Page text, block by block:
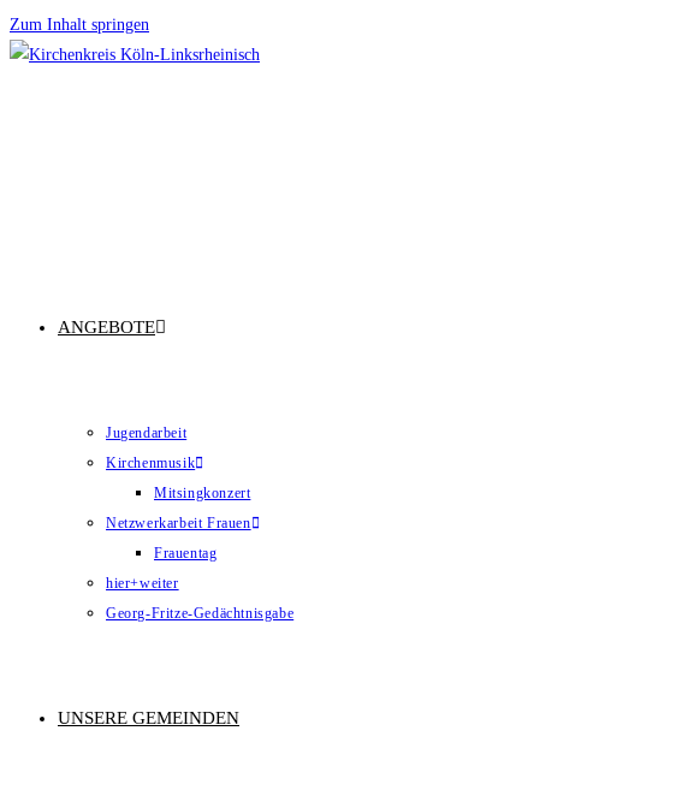
Zum Inhalt springen
ANGEBOTE
Jugendarbeit
Kirchenmusik
Mitsingkonzert
Netzwerkarbeit Frauen
Frauentag
hier+weiter
Georg-Fritze-Gedächtnisgabe
UNSERE GEMEINDEN